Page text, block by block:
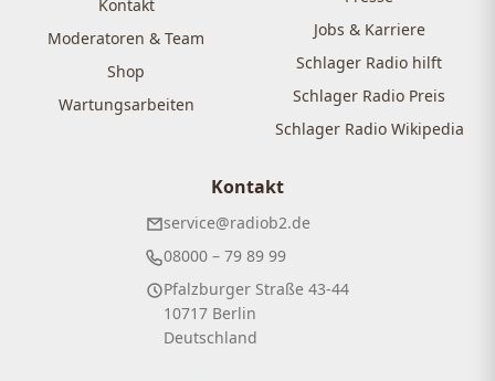
Kontakt
Moderatoren & Team
Shop
Wartungsarbeiten
Jobs & Karriere
Schlager Radio hilft
Schlager Radio Preis
Schlager Radio Wikipedia
Kontakt
service@radiob2.de
08000 – 79 89 99
Pfalzburger Straße 43-44
10717 Berlin
Deutschland